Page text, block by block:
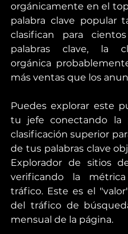
orgánicamente en el
palabra clave popular
clasifican para
palabras clave, la
orgánica
más ventas que los
Puedes explorar este
tu jefe conectando la
clasificación superior
de tus palabras clave
Explorador de sitios
verificando la
tráfico. Este es el
del tráfico de
mensual de la página.